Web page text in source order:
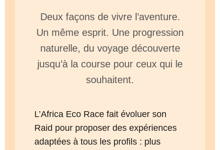
Deux façons de vivre l’aventure.
Un même esprit. Une progression
naturelle, du voyage découverte
jusqu’à la course pour ceux qui le
souhaitent.
L’Africa Eco Race fait évoluer son
Raid pour proposer des expériences
adaptées à tous les profils : plus